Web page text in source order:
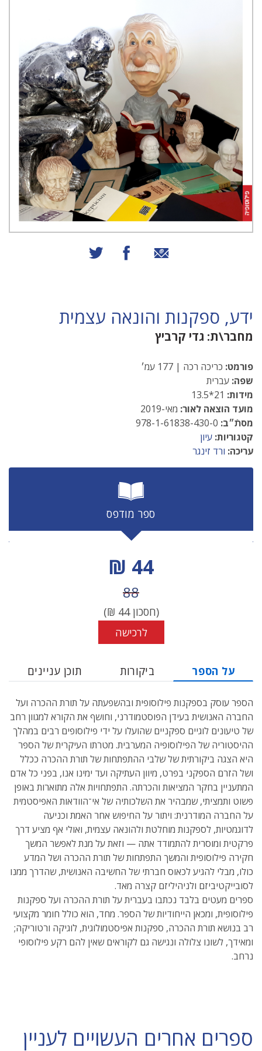
שיתוף באמצעות אימייל
שיתוף בפייסבוק
ידע, ספקנות והונאה עצמית
מחבר\ת: גדי קרביץ
פורמט: כריכה רכה | 177 עמ׳
שפה: עברית
מידות:
מועד הוצאה לאור: מאי-2019
מסתֿ״ב:
קטגוריות: עיון
עריכה: ורד זינגר
ספר מודפס
מחיר הנחה
44 ₪
מחיר לפני הנחה
88
(חסכון44
₪)
לרכישה
על הספר ביקורות תוכן עניינים
הספר עוסק בספקנות פילוסופית ובהשפעתה על תורת ההכרה ועל
החברה האנושית בעידן הפוסטמודרני, וחושף את הקורא למגוון רחב
של טיעונים לוגיים ספקניים שהועלו על ידי פילוסופים רבים במהלך
ההיסטוריה של הפילוסופיה המערבית. מטרתו העיקרית של הספר
היא הצגה ביקורתית של שלבי ההתפתחות של תורת ההכרה ככלל
ושל הזרם הספקני בפרט, מיוון העתיקה ועד ימינו אנו, בפני כל אדם
המתעניין בחקר המציאות והכרתה. התפתחויות אלה מתוארות באופן
פשוט ותמציתי, שמבהיר את השלכותיה של אי־הוודאות האפיסטמית
על החברה המודרנית: ויתור על החיפוש אחר האמת וכניעה
לדוגמטיות, לספקנות מוחלטת ולהונאה עצמית, ואולי אף מציע דרך
פרקטית ומוסרית להתמודד אתה — וזאת על מנת לאפשר המשך
חקירה פילוסופית והמשך התפתחות של תורת ההכרה ושל המדע
כולו, מבלי להגיע לכאוס חברתי של החשיבה האנושית, שהדרך ממנו
לסובייקטיביזם ולניהיליזם קצרה מאד.
ספרים מעטים בלבד נכתבו בעברית על תורת ההכרה ועל ספקנות
פילוסופית, ומכאן הייחודיות של הספר. מחד, הוא כולל חומר מקצועי
רב בנושא תורת ההכרה, ספקנות אפיסטמולוגית, לוגיקה ורטוריקה;
ומאידך, לשונו צלולה ונגישה גם לקוראים שאין להם רקע פילוסופי
נרחב.
ספרים אחרים העשויים לעניין